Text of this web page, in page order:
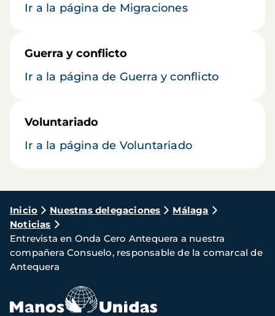
Ir a la página de Migraciones
Guerra y conflicto
Ir a la página de Guerra y conflicto
Voluntariado
Ir a la página de Voluntariado
Ruta
de
navegación
Inicio Nuestras delegaciones
Málaga
Noticias
Entrevista en Onda Cero Antequera a nuestra
compañera Consuelo, responsable de la comarcal de
Antequera